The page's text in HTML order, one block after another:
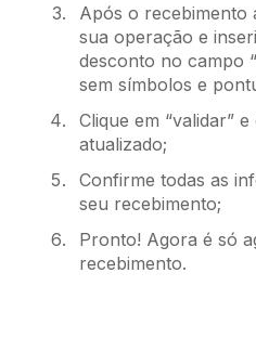
Após o
sua operação e
desconto no campo
sem símbolos e
Clique em “validar”
atualizado;
Confirme todas as
seu recebimento;
Pronto! Agora é só
recebimento.